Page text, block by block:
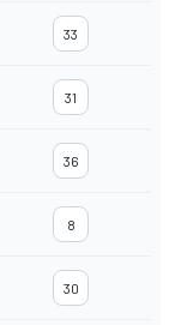
33
31
36
8
30